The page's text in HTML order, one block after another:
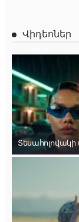
Վիդեոներ